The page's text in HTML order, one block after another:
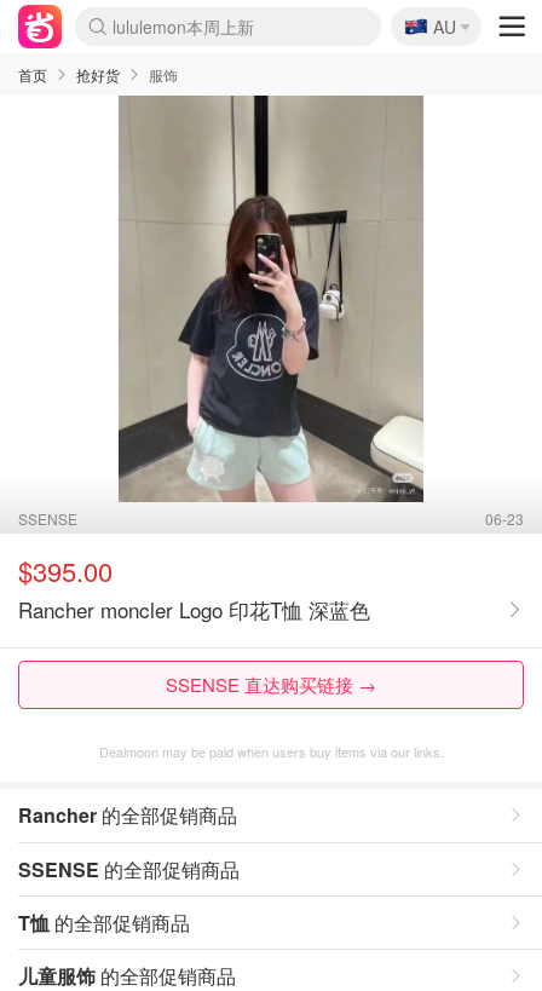
Sasa美妆护肤3.5折
SSENSE年中3折
FreshBeauty好价汇总
Cettire降价+叠9折
Farfetch折上8折
WWS Coles超市实拍
viagogo二手票捡漏
Myer清仓1折起
The Outnet奢牌1折起
David Jones 3折起
Flannels大牌1折
Perfumes Club护肤1折
AMIRO返校季6.2折
Oweek抽奖送Airpods
Amazon折扣汇总
eToro入金$200送$50
Amazon数码好物
ICONIC本周7.5折
ThedoubleF高奢地板价
Moose Knuckles 6折
丝芙兰5折起
EUFY官网3.7折起
Selenichast首饰2折
Trip机票酒店促销
YSL送5件彩妆礼
Amazon家居好物
BIGBANG巡演开票
David Jones时尚3折
Amazon美妆护肤
雅漾大喷$8
过敏原检测盒$33
伊索独家赠50ml沐浴露
科颜氏送高保湿面霜
CW药房打折海报
SEALIFE海洋馆门票6折
丝塔芙大白罐$16
订阅Newsletter送香薰
Cult Beauty 6.8折
Harrods圣诞日历2.3折
LN-CC奢牌私促3折
d'Alba空姐喷雾$16
EVE LOM套装逆天2折
Bernardelli独家4折
Adore Beauty 6折起
CT圣诞日历
Mytheresa奢品2.7折
🇦🇺
AU
首页 抢好货 服饰
SSENSE 06-23
$395.00
Rancher moncler Logo 印花T恤 深蓝色
SSENSE 直达购买链接 →
Dealmoon may be paid when users buy items via our links.
Rancher 的全部促销商品
SSENSE 的全部促销商品
T恤 的全部促销商品
儿童服饰 的全部促销商品